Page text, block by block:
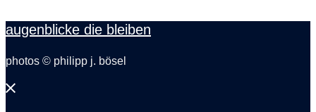
augenblicke die bleiben
photos © philipp j. bösel
Menü